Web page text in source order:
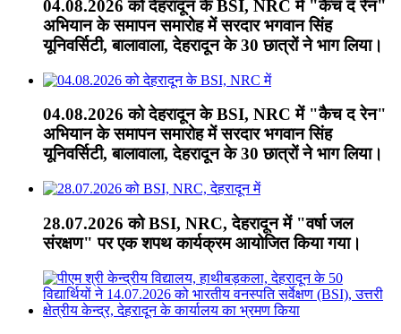
04.08.2026 को देहरादून के BSI, NRC में "कैच द रेन"
अभियान के समापन समारोह में सरदार भगवान सिंह
यूनिवर्सिटी, बालावाला, देहरादून के 30 छात्रों ने भाग लिया।
04.08.2026 को देहरादून के BSI, NRC में "कैच द रेन"
अभियान के समापन समारोह में सरदार भगवान सिंह
यूनिवर्सिटी, बालावाला, देहरादून के 30 छात्रों ने भाग लिया।
28.07.2026 को BSI, NRC, देहरादून में "वर्षा जल
संरक्षण" पर एक शपथ कार्यक्रम आयोजित किया गया।